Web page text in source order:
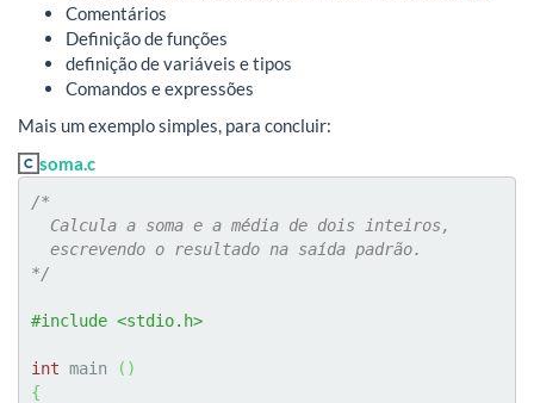
Comentários
Definição de funções
definição de variáveis e tipos
Comandos e expressões
Mais um exemplo simples, para concluir:
soma.c
/*
*/
#include <stdio.h>
int main ( )
{